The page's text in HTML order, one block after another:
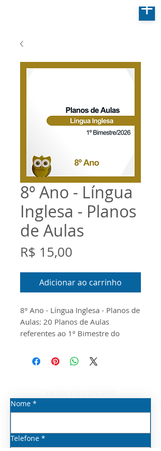
8º Ano - Língua
Inglesa - Planos
de Aulas
R$ 15,00
Adicionar ao carrinho
8º Ano - Língua Inglesa - Planos de
Aulas: 20 Planos de Aulas
referentes ao 1º Bimestre do
Inglesa para o 8º Ano do Ensino
Fundamental Anos Finais. O
Priorizado, o Escopo e o Material
Digital disponibilizados pela
Nome *
Telefone *